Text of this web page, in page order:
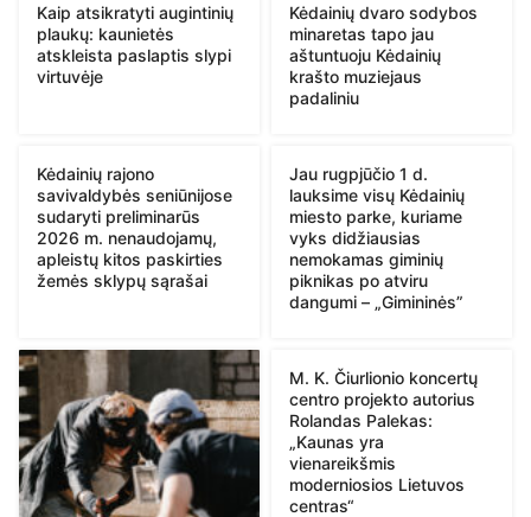
Kaip atsikratyti augintinių
plaukų: kaunietės
atskleista paslaptis slypi
virtuvėje
Kėdainių dvaro sodybos
minaretas tapo jau
aštuntuoju Kėdainių
krašto muziejaus
padaliniu
Kėdainių rajono
savivaldybės seniūnijose
sudaryti preliminarūs
2026 m. nenaudojamų,
apleistų kitos paskirties
žemės sklypų sąrašai
Jau rugpjūčio 1 d.
lauksime visų Kėdainių
miesto parke, kuriame
vyks didžiausias
nemokamas giminių
piknikas po atviru
dangumi – „Gimininės”
M. K. Čiurlionio koncertų
centro projekto autorius
Rolandas Palekas:
„Kaunas yra
vienareikšmis
moderniosios Lietuvos
centras“